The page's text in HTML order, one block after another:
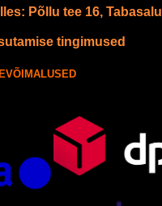
Põllu tee 16, Tabasalu
tingimused